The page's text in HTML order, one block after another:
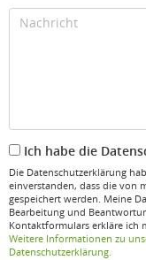
Ich habe die
Die Datenschutzerklärung
einverstanden, dass die von
gespeichert werden. Meine
Bearbeitung und
Kontaktformulars erkläre ich
Weitere Informationen zu
Datenschutzerklärung.